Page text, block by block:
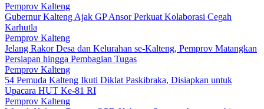
Pemprov Kalteng
Gubernur Kalteng Ajak GP Ansor Perkuat Kolaborasi Cegah
Karhutla
Pemprov Kalteng
Jelang Rakor Desa dan Kelurahan se-Kalteng, Pemprov Matangkan
Persiapan hingga Pembagian Tugas
Pemprov Kalteng
54 Pemuda Kalteng Ikuti Diklat Paskibraka, Disiapkan untuk
Upacara HUT Ke-81 RI
Pemprov Kalteng